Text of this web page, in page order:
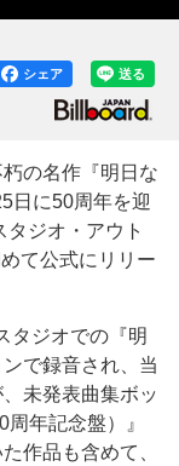
送る
シェア
の名作『明日な
日に50周年を迎
ジオ・アウト
て公式にリリー
タジオでの『明
で録音され、当
未発表曲集ボッ
年記念盤）』
作品も含めて、